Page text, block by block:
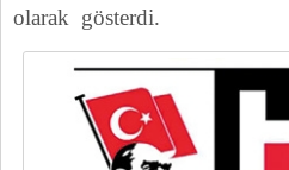
olarak gösterdi.